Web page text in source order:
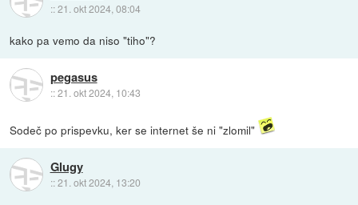
::21. okt 2024, 08:04
kako pa vemo da niso "tiho"?
pegasus
::21. okt 2024, 10:43
Sodeč po prispevku, ker se internet še ni "zlomil"
Glugy
::21. okt 2024, 13:20